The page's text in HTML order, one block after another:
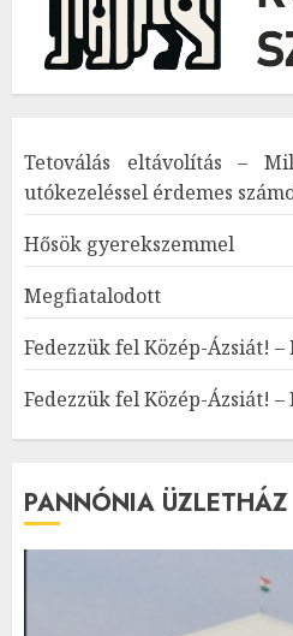
Tetoválás eltávolítás –
utókezeléssel érdemes
Hősök gyerekszemmel
Megfiatalodott
Fedezzük fel Közép-Ázsiát! –
Fedezzük fel Közép-Ázsiát! –
PANNÓNIA ÜZLETHÁZ